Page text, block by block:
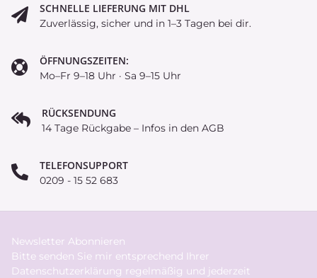
SCHNELLE LIEFERUNG MIT DHL
Zuverlässig, sicher und in 1–3 Tagen bei dir.
ÖFFNUNGSZEITEN:
Mo–Fr 9–18 Uhr · Sa 9–15 Uhr
RÜCKSENDUNG
14 Tage Rückgabe – Infos in den AGB
TELEFONSUPPORT
0209 - 15 52 683
Newsletter Abonnieren
Bitte senden Sie mir entsprechend Ihrer
Datenschutzerklärung regelmäßig und jederzeit